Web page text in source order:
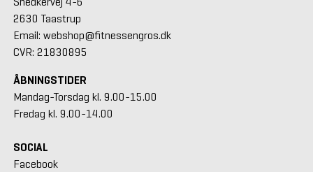
2630 Taastrup
Email: webshop@fitnessengros.dk
CVR: 21830895
ÅBNINGSTIDER
Mandag-Torsdag kl. 9.00-15.00
Fredag kl. 9.00-14.00
SOCIAL
Facebook